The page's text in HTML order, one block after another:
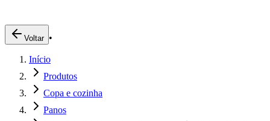
Pedidos Online
Trabalhe Conosco
Voltar •
Início
Produtos
Copa e cozinha
Panos